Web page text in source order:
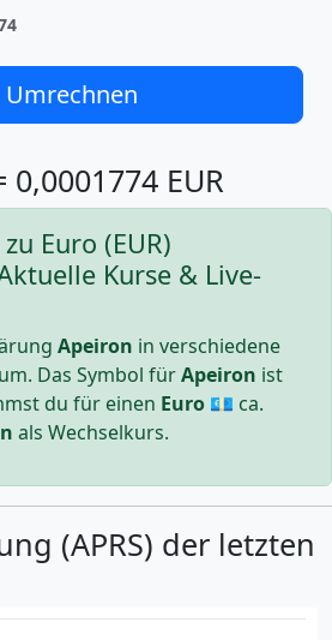
0,0001774 EUR
Euro (EUR)
Kurse & Live-
Apeiron in verschiedene
Das Symbol fürApeiron ist
du für einen Euro 💶 ca.
als Wechselkurs.
(APRS) der letzten